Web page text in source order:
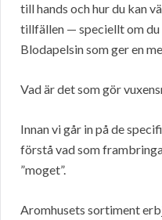
till hands och hur du kan
tillfällen — speciellt om
Blodapelsin som ger en
Vad är det som gör
Innan vi går in på de
förstå vad som
”moget”.
Aromhusets sortiment